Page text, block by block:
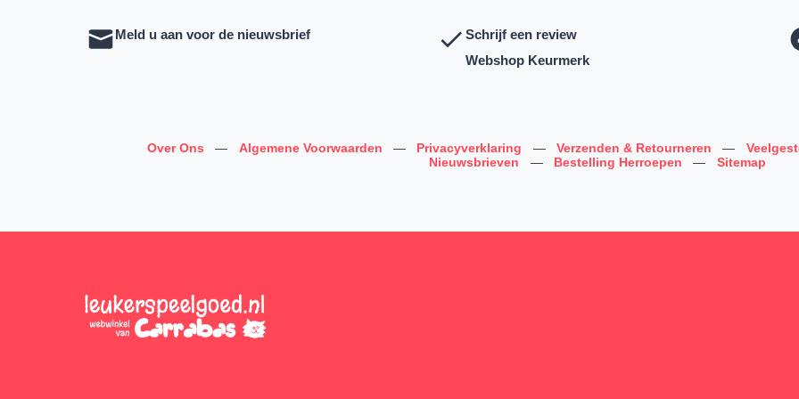
Meld u aan voor de nieuwsbrief
Schrijf een review
Webshop Keurmerk
Over Ons — Algemene Voorwaarden — Privacyverklaring — Verzenden & Retourneren —
Nieuwsbrieven
— Bestelling Herroepen — Sitemap